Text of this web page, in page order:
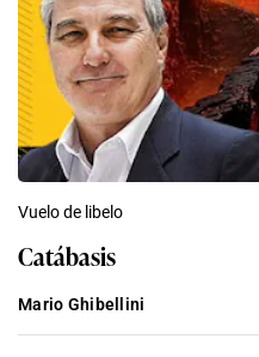
Vuelo de libelo
Catábasis
Mario Ghibellini